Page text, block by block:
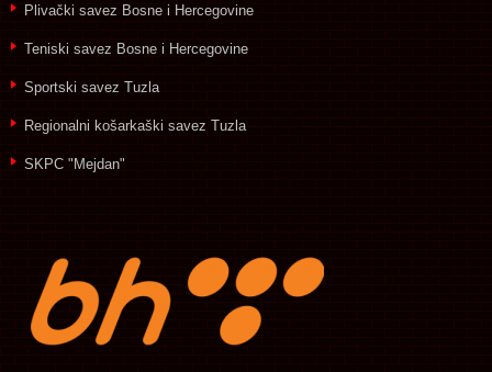
Plivački savez Bosne i Hercegovine
Teniski savez Bosne i Hercegovine
Sportski savez Tuzla
Regionalni košarkaški savez Tuzla
SKPC "Mejdan"